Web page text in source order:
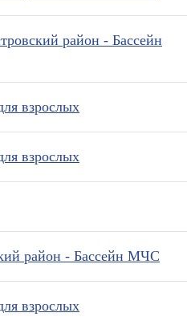
район - Бассейн
взрослых
взрослых
район - Бассейн МЧС
взрослых